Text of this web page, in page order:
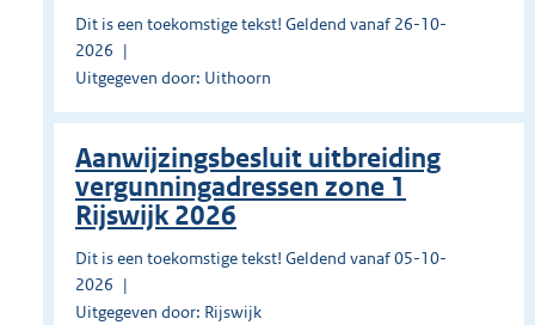
Dit is een toekomstige tekst! Geldend vanaf 26-10-
2026
Uitgegeven door: Uithoorn
Aanwijzingsbesluit uitbreiding
vergunningadressen zone 1
Rijswijk 2026
Dit is een toekomstige tekst! Geldend vanaf 05-10-
2026
Uitgegeven door: Rijswijk